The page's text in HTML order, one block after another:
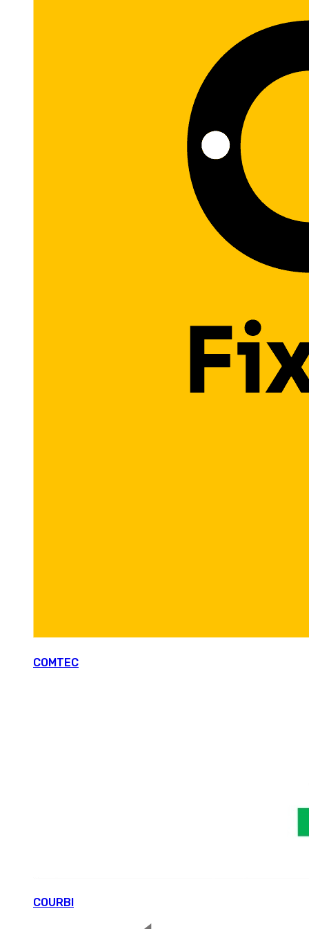
COMTEC
COURBI